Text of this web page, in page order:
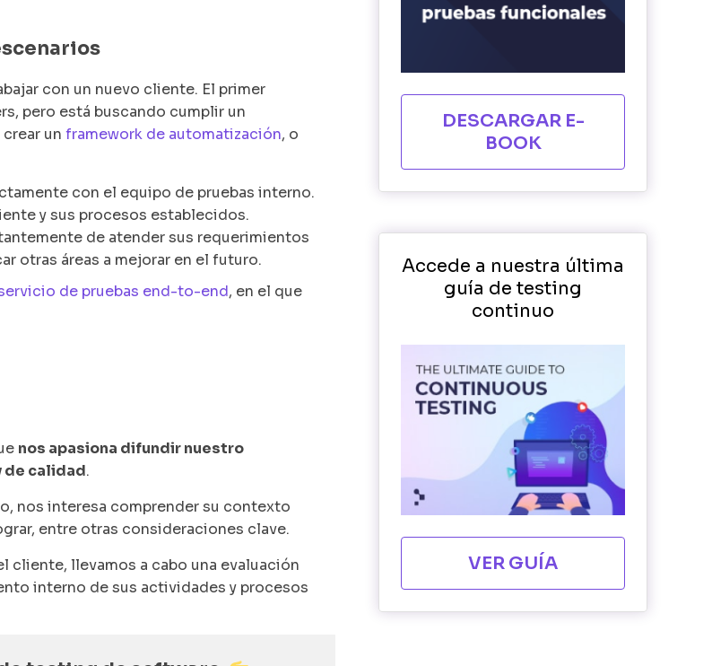
con un nuevo cliente. El primer
pero está buscando cumplir un
un framework de automatización, o
con el equipo de pruebas interno.
y sus procesos establecidos.
de atender sus requerimientos
otras áreas a mejorar en el futuro.
de pruebas end-to-end, en el que
nos apasiona difundir nuestro
de calidad.
nos interesa comprender su contexto
entre otras consideraciones clave.
llevamos a cabo una evaluación
interno de sus actividades y procesos
DESCARGAR E-
BOOK
Accede a nuestra última
guía de testing
continuo
VER GUÍA